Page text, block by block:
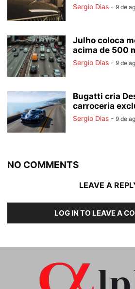
Sergio Dias - 9 de
Julho coloca
acima de 500
Sergio Dias - 9 de
Bugatti cria
carroceria
Sergio Dias - 9 de
NO COMMENTS
LEAVE A
LOG IN TO LEAVE A